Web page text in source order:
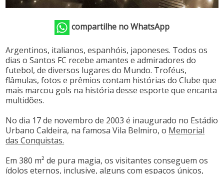
compartilhe no WhatsApp
Argentinos, italianos, espanhóis, japoneses. Todos os
dias o Santos FC recebe amantes e admiradores do
futebol, de diversos lugares do Mundo. Troféus,
flâmulas, fotos e prêmios contam histórias do Clube que
mais marcou gols na história desse esporte que encanta
multidões.
No dia 17 de novembro de 2003 é inaugurado no Estádio
Urbano Caldeira, na famosa Vila Belmiro, o Memorial
das Conquistas.
Em 380 m² de pura magia, os visitantes conseguem os
ídolos eternos, inclusive, alguns com espaços únicos,